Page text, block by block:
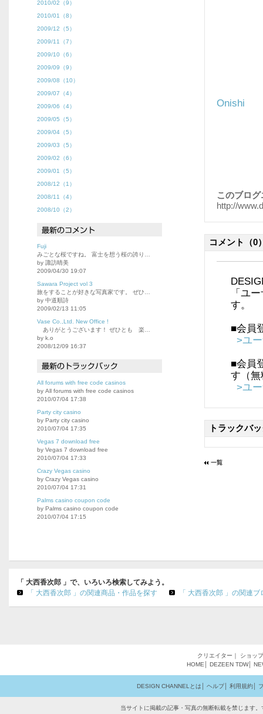
Onishi
このブロ
http://
コメント （0
「ユ
す。
■会員
>ユ
■会員
す（
>ユ
トラックバ
2010/02（9）
2010/01（8）
2009/12（5）
2009/11（7）
2009/10（6）
2009/09（9）
2009/08（10）
2009/07（4）
2009/06（4）
2009/05（5）
2009/04（5）
2009/03（5）
2009/02（6）
2009/01（5）
2008/12（1）
2008/11（4）
2008/10（2）
Fuji
みごとな桜ですね。 富士を想う桜の誇り…
by 諏訪晴美
2009/04/30 19:07
Sawara Project vol 3
旅をすることが好きな写真家です。 ぜひ…
by 中道順詩
2009/02/13 11:05
Vase Co.,Ltd. New Office !
ありがとうございます！ ぜひとも 楽…
by k.o
2008/12/09 16:37
All forums with free code casinos
by All forums with free code casinos
2010/07/04 17:38
Party city casino
by Party city casino
2010/07/04 17:35
Vegas 7 download free
by Vegas 7 download free
2010/07/04 17:33
Crazy Vegas casino
by Crazy Vegas casino
2010/07/04 17:31
Palms casino coupon code
by Palms casino coupon code
2010/07/04 17:15
「 大西香次郎 」で、いろいろ検索してみよう。
「 大西香次郎 」の関連商品・作品を探す
「 大西香次郎 」の関連
クリエイター ｜ ショップ
HOME
DEZEEN TDW│
DESIGN CHANNELとは ヘルプ│ 利用規約│
当サイトに掲載の記事・写真の無断転載を禁じます